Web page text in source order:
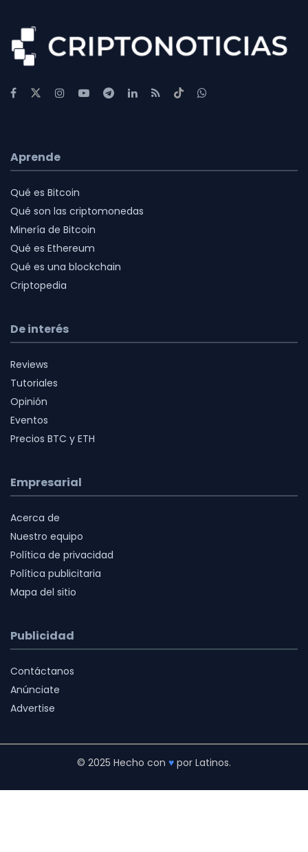
Aprende
Qué es Bitcoin
Qué son las criptomonedas
Minería de Bitcoin
Qué es Ethereum
Qué es una blockchain
Criptopedia
De interés
Reviews
Tutoriales
Opinión
Eventos
Precios BTC y ETH
Empresarial
Acerca de
Nuestro equipo
Política de privacidad
Política publicitaria
Mapa del sitio
Publicidad
Contáctanos
Anúnciate
Advertise
© 2025 Hecho con ♥ por Latinos.